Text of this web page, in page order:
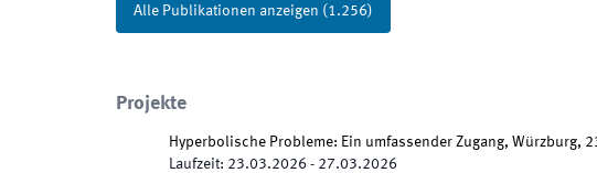
Alle Publikationen anzeigen (1.256)
Projekte
Hyperbolische Probleme: Ein umfassender Zugang, Würzburg,
Laufzeit: 23.03.2026 - 27.03.2026